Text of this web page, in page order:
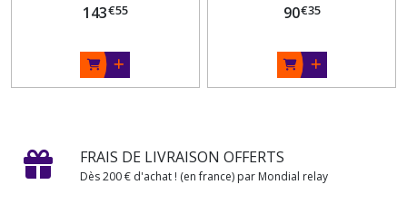
143€55 90€35
FRAIS DE LIVRAISON OFFERTS
Dès 200 € d'achat ! (en france) par Mondial relay